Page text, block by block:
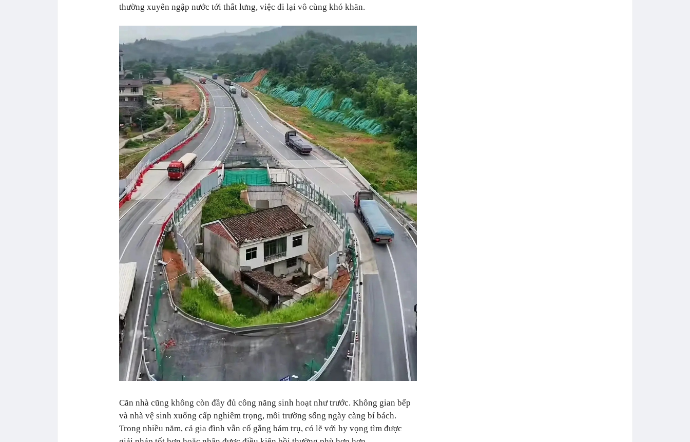
thường xuyên ngập nước tới thắt lưng, việc đi lại vô cùng khó khăn.
Căn nhà cũng không còn đầy đủ công năng sinh hoạt như trước. Không gian bếp
và nhà vệ sinh xuống cấp nghiêm trọng, môi trường sống ngày càng bí bách.
Trong nhiều năm, cả gia đình vẫn cố gắng bám trụ, có lẽ với hy vọng tìm được